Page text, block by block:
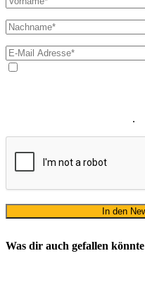
.
Was dir auch gefallen könnte